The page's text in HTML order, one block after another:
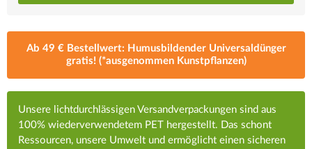
Ab 49 € Bestellwert: Humusbildender Universaldünger
gratis! (*ausgenommen Kunstpflanzen)
Unsere lichtdurchlässigen Versandverpackungen sind aus
100% wiederverwendetem PET hergestellt. Das schont
Ressourcen, unsere Umwelt und ermöglicht einen sicheren